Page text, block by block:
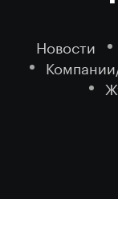
Новости